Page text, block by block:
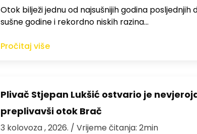
Otok bilježi jednu od najsušnijih godina posljednjih
sušne godine i rekordno niskih razina…
Pročitaj više
Plivač Stjepan Lukšić ostvario je
preplivavši otok Brač
3 kolovoza , 2026. / Vrijeme čitanja: 2min